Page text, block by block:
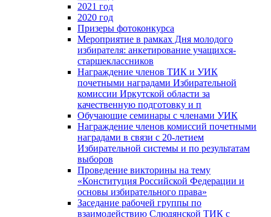
2021 год
2020 год
Призеры фотоконкурса
Мероприятие в рамках Дня молодого
избирателя: анкетирование учащихся-
старшеклассников
Награждение членов ТИК и УИК
почетными наградами Избирательной
комиссии Иркутской области за
качественную подготовку и п
Обучающие семинары с членами УИК
Награждение членов комиссий почетными
наградами в связи с 20-летием
Избирательной системы и по результатам
выборов
Проведение викторины на тему
«Конституция Российской Федерации и
основы избирательного права»
Заседание рабочей группы по
взаимодействию Слюдянской ТИК с